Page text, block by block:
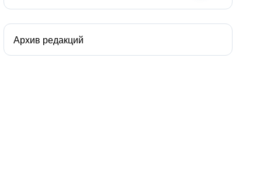
Архив редакций